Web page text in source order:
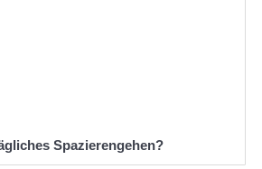
Spazierengehen?